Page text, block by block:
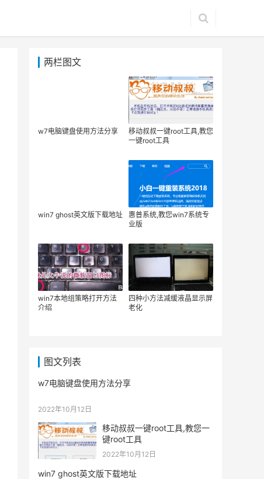
两栏图文
w7电脑键盘使用方法分享
移动叔叔一键root工具,教您
一键root工具
win7 ghost英文版下载地址
惠普系统,教您win7系统专
业版
win7本地组策略打开方法
介绍
四种小方法减缓液晶显示屏
老化
图文列表
w7电脑键盘使用方法分享
2022年10月12日
移动叔叔一键root工具,教您一
键root工具
2022年10月12日
win7 ghost英文版下载地址